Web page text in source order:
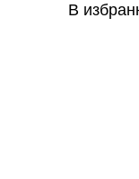
В